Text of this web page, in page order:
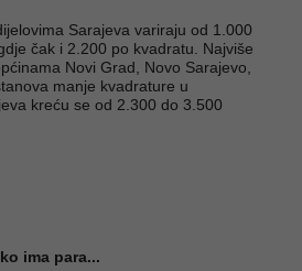
Sarajeva variraju od 1.000
čak i 2.200 po kvadratu. Najviše
Novi Grad, Novo Sarajevo,
manje kvadrature u
kreću se od 2.300 do 3.500
ima para...